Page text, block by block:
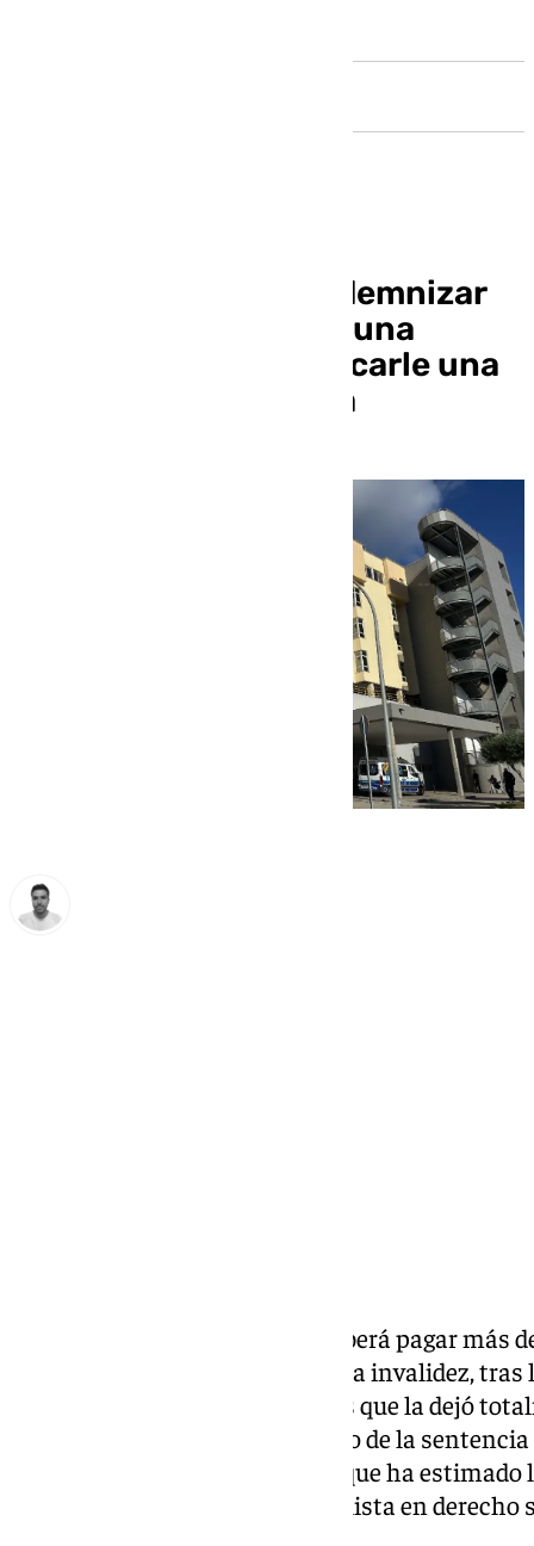
El SAS tendrá que indemnizar
con 222.000 euros a una
malagueña por provocarle una
incapacidad absoluta
El Servicio Andaluz de Salud deberá pagar más
29 años, discapacitada y con una invalidez,
repleta de negligencias médicas que la dejó
podido saber tras el comunicado de la
Administrativo nº7 de Málaga, que ha
abogado de la víctima y especialista en